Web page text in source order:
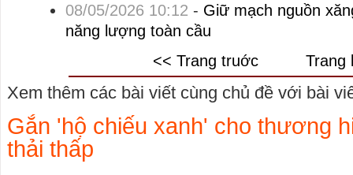
08/05/2026 10:12 - Giữ mạch nguồn
năng lượng toàn cầu
<< Trang truớc
Trang
Xem thêm các bài viết cùng chủ đề với bài
Gắn 'hộ chiếu xanh' cho thương
thải thấp